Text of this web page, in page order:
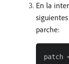
En la
parche: